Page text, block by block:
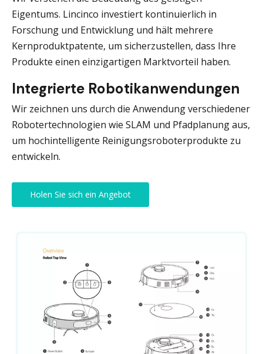
Eigentums. Lincinco investiert kontinuierlich in
Forschung und Entwicklung und hält mehrere
Kernproduktpatente, um sicherzustellen, dass Ihre
Produkte einen einzigartigen Marktvorteil haben.
Integrierte Robotikanwendungen
Wir zeichnen uns durch die Anwendung verschiedener
Robotertechnologien wie SLAM und Pfadplanung aus,
um hochintelligente Reinigungsroboterprodukte zu
entwickeln.
Holen Sie sich ein Angebot